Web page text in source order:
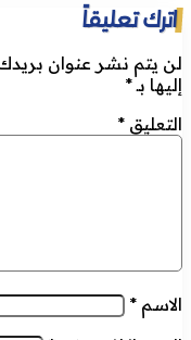
اترك تعليقاً
لن يتم نشر عنوان بريدك
إليها بـ*
التعليق *
الاسم *